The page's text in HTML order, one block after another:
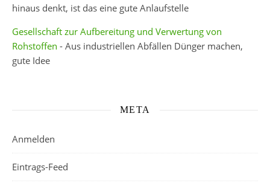
hinaus denkt, ist das eine gute Anlaufstelle
Gesellschaft zur Aufbereitung und Verwertung von
Rohstoffen - Aus industriellen Abfällen Dünger machen,
gute Idee
META
Anmelden
Eintrags-Feed